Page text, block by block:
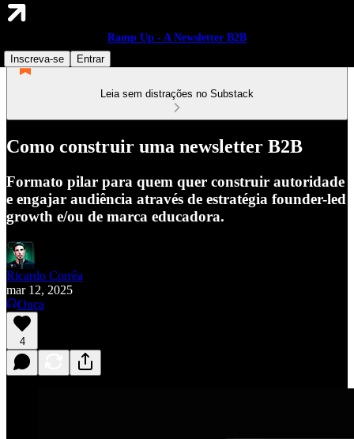
Ramp Up - A Newsletter B2B
Inscreva-se
Entrar
Leia sem distrações no Substack
Como construir uma newsletter B2B
Formato pilar para quem quer construir autoridade
e engajar audiência através de estratégia founder-led
growth e/ou de marca educadora.
Ricardo Corrêa
mar 12, 2025
Ouça
4